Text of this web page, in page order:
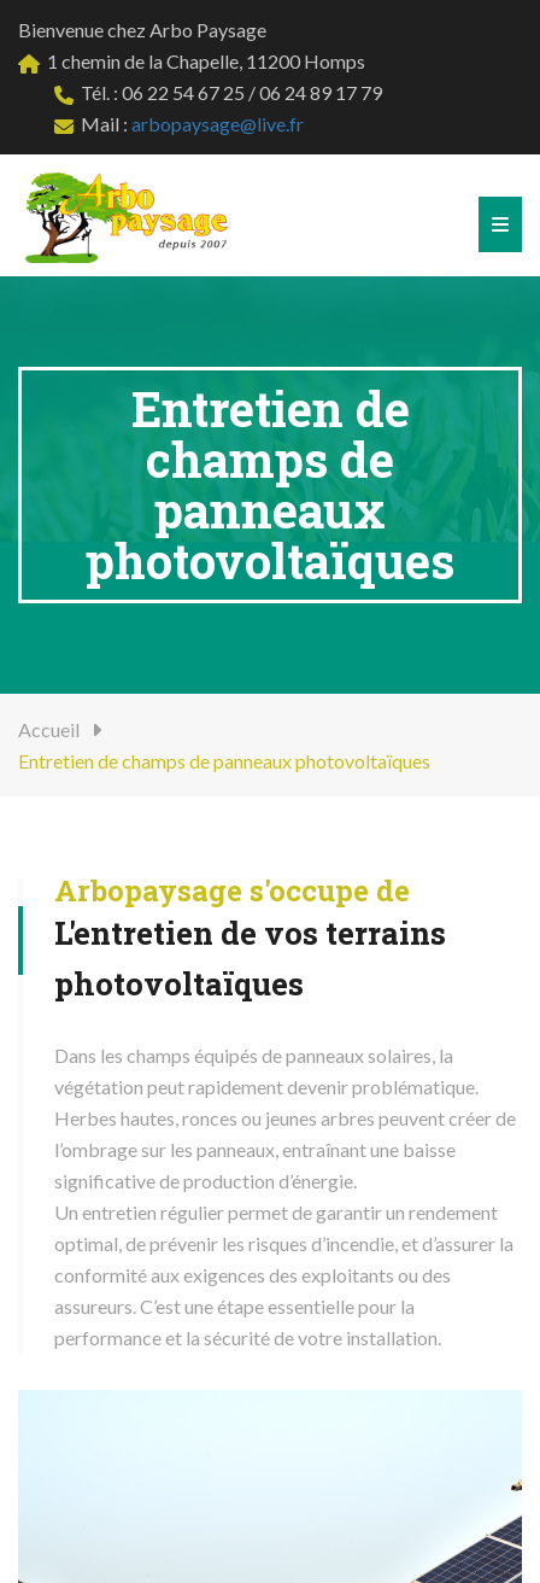
Bienvenue chez Arbo Paysage
1 chemin de la Chapelle, 11200 Homps
Tél. : 06 22 54 67 25 / 06 24 89 17 79
Mail : arbopaysage@live.fr
Entretien de
champs de
panneaux
photovoltaïques
Accueil
Entretien de champs de panneaux photovoltaïques
Arbopaysage s'occupe de
L'entretien de vos terrains
photovoltaïques
Dans les champs équipés de panneaux solaires, la
végétation peut rapidement devenir problématique.
Herbes hautes, ronces ou jeunes arbres peuvent créer de
l’ombrage sur les panneaux, entraînant une baisse
significative de production d’énergie.
Un entretien régulier permet de garantir un rendement
optimal, de prévenir les risques d’incendie, et d’assurer la
conformité aux exigences des exploitants ou des
assureurs. C’est une étape essentielle pour la
performance et la sécurité de votre installation.